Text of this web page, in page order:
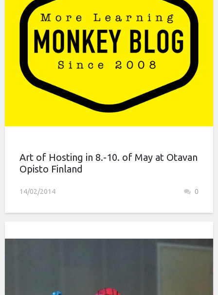
Art of Hosting in 8.-10. of May at Otavan
Opisto Finland
14/02/2014 0